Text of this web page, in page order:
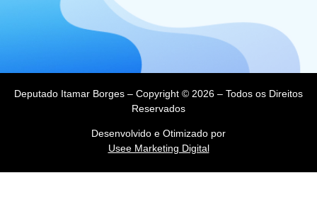
Deputado Itamar Borges – Copyright © 2026 – Todos os Direitos
Reservados
Desenvolvido e Otimizado por
Usee Marketing Digital